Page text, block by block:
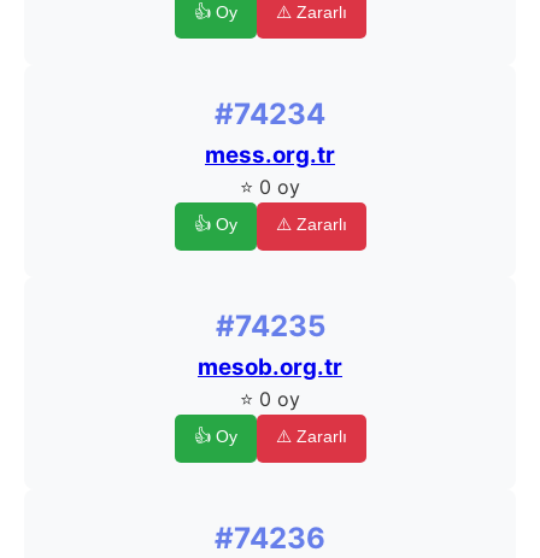
👍 Oy ⚠️ Zararlı
#74234
mess.org.tr
⭐ 0 oy
👍 Oy ⚠️ Zararlı
#74235
mesob.org.tr
⭐ 0 oy
👍 Oy ⚠️ Zararlı
#74236